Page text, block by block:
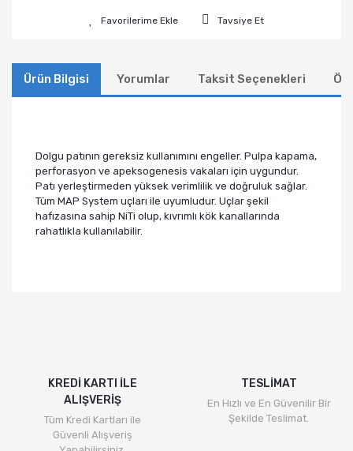
Tavsiye Et
Ürün Bilgisi Yorumlar Taksit Seçenekleri
Dolgu patının gereksiz kullanımını engeller. Pulpa kapama,
perforasyon ve apeksogenesis vakaları için uygundur.
Patı yerleştirmeden yüksek verimlilik ve doğruluk sağlar.
Tüm MAP System uçları ile uyumludur. Uçlar şekil
hafızasına sahip NiTi olup, kıvrımlı kök kanallarında
rahatlıkla kullanılabilir.
Ürün açıklamasında eksik bilgiler bulunuyor.
Ürün bilgilerinde hatalar bulunuyor.
Ürün fiyatı diğer sitelerden daha pahalı.
Bu ürüne benzer farklı alternatifler olmalı.
KREDİ KARTI İLE
ALIŞVERİŞ
Tüm Kredi Kartları ile
Güvenli Alışveriş
TESLİMAT
En Hızlı ve En Güvenilir Bir
Şekilde Teslimat.